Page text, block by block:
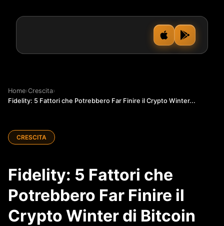
Home›Crescita›
Fidelity: 5 Fattori che Potrebbero Far Finire il Crypto Winter...
CRESCITA
Fidelity: 5 Fattori che
Potrebbero Far Finire il
Crypto Winter di Bitcoin